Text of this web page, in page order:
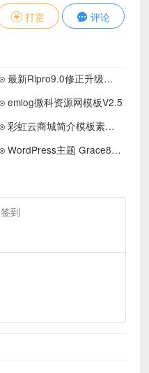
评论
打赏
最新Ripro9.0修正升级版+WP两款美化包+稀有插件
emlog微科资源网模板V2.5
彩虹云商城简介模板素颜6首发免费分享
WordPress主题 Grace8.2主题破解学习版 去授权去后门
签到